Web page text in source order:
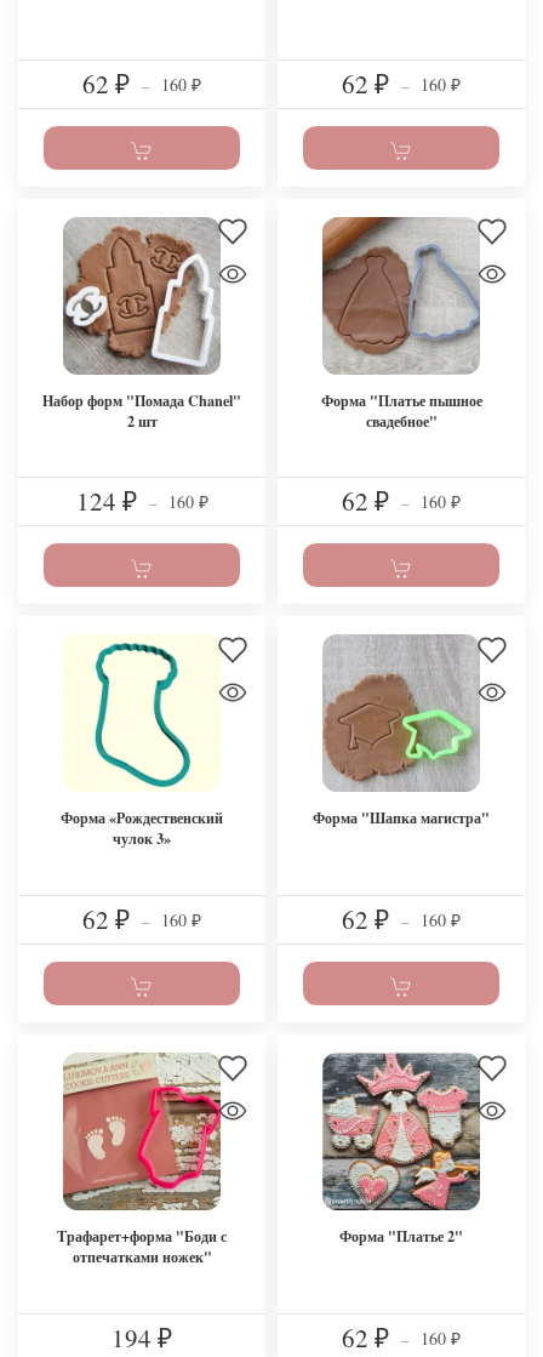
62 ₽ – 160 ₽ 62 ₽ – 160 ₽
Набор форм "Помада Chanel"
2 шт
124 ₽ – 160 ₽
Форма "Платье пышное
свадебное"
62 ₽ – 160 ₽
Форма «Рождественский
чулок 3»
62 ₽ – 160 ₽
Форма "Шапка магистра"
62 ₽ – 160 ₽
Трафарет+форма "Боди с
отпечатками ножек"
194 ₽
Форма "Платье 2"
62 ₽ – 160 ₽